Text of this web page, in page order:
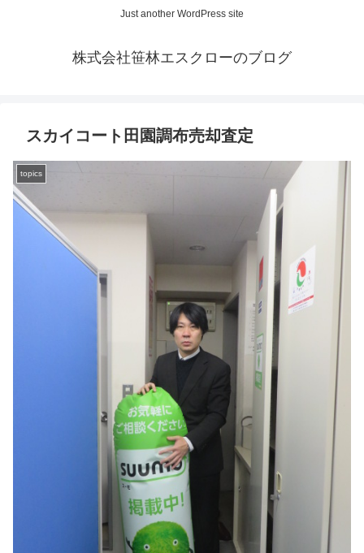
Just another WordPress site
株式会社笹林エスクローのブログ
スカイコート田園調布売却査定
topics